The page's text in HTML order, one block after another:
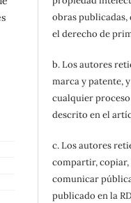
obras publicadas,
el derecho de
b. Los autores
marca y patente,
cualquier
descrito en el
c. Los autores
compartir,
comunicar
publicado en la